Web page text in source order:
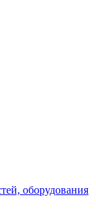
оборудования